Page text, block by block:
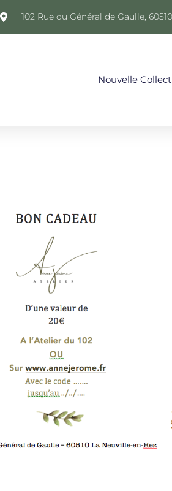
102 Rue du Général de Gaulle,
Nouvelle